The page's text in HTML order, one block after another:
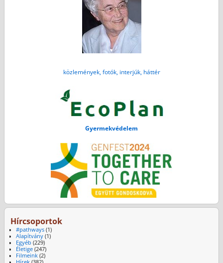
közlemények, fotók, interjúk, háttér
Gyermekvédelem
Hírcsoportok
#pathways(1)
Alapítvány(1)
Egyéb (229)
Életige(247)
Filmeink(2)